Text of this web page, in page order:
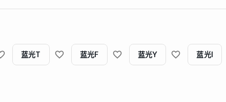
蓝光T 蓝光F 蓝光Y 蓝光I